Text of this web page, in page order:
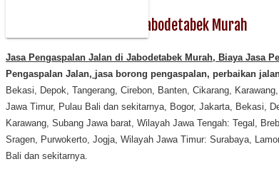
Jasa Pengaspalan Jalan Jabodetabek Murah
Jasa Pengaspalan Jalan di Jabodetabek Murah, Biaya Jasa P
Pengaspalan Jalan, jasa borong pengaspalan, perbaikan
Bekasi, Depok, Tangerang, Cirebon, Banten, Cikarang,
Jawa Timur, Pulau Bali dan sekitarnya, Bogor, Jakarta, Bekasi,
Karawang, Subang Jawa barat, Wilayah Jawa Tengah: Tegal,
Sragen, Purwokerto, Jogja, Wilayah Jawa Timur: Surabaya,
Bali dan sekitarnya.